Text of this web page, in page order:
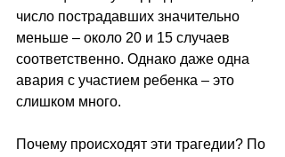
число пострадавших значительно
меньше – около 20 и 15 случаев
соответственно. Однако даже одна
авария с участием ребенка – это
слишком много.
Почему происходят эти трагедии? По